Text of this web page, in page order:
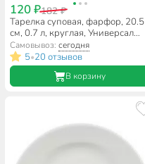
120 ₽182 ₽
Тарелка суповая, фарфор, 20.5
см, 0.7 л, круглая, Универсал
Вавилон, Добрушский
фарфоровый завод,
3С1569Ф34
Самовывоз:сегодня
5•20 отзывов
В корзину